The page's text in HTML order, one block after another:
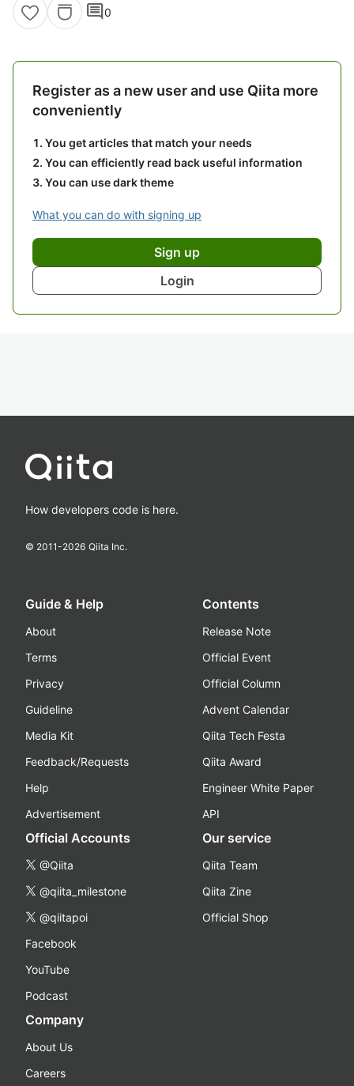
comment0
Register as a new user and use Qiita more
conveniently
You get articles that match your needs
You can efficiently read back useful information
You can use dark theme
What you can do with signing up
Sign up
Login
How developers code is here.
© 2011-2026 Qiita Inc.
Guide & Help
About
Terms
Privacy
Guideline
Media Kit
Feedback/Requests
Help
Advertisement
Contents
Release Note
Official Event
Official Column
Advent Calendar
Qiita Tech Festa
Qiita Award
Engineer White Paper
API
Official Accounts
@Qiita
@qiita_milestone
@qiitapoi
Facebook
YouTube
Podcast
Our service
Qiita Team
Qiita Zine
Official Shop
Company
About Us
Careers